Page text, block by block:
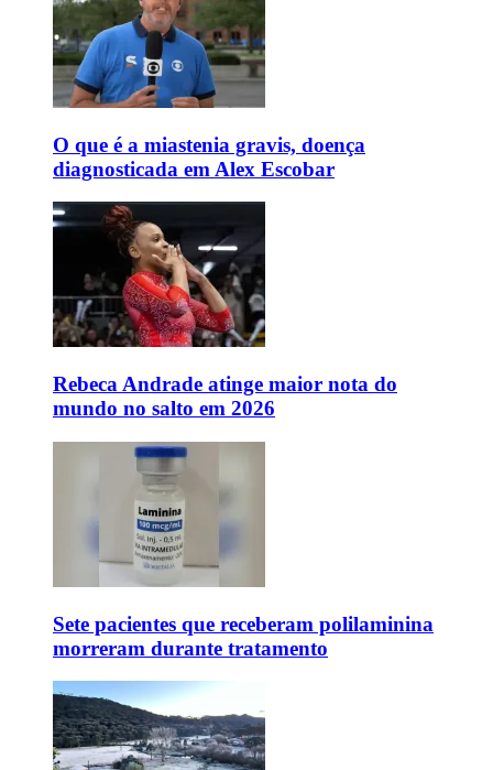
O que é a miastenia gravis, doença
diagnosticada em Alex Escobar
Rebeca Andrade atinge maior nota do
mundo no salto em 2026
Sete pacientes que receberam polilaminina
morreram durante tratamento